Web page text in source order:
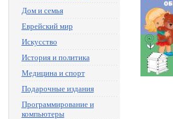
Дом и семья
Еврейский мир
Искусство
История и политика
Медицина и спорт
Подарочные издания
Программирование и
компьютеры